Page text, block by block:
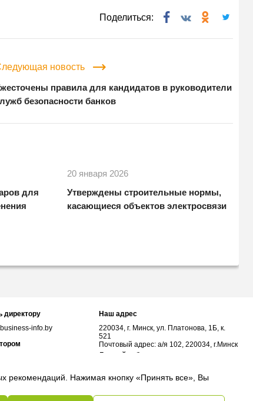
рекомендаций. Нажимая кнопку «Принять все», Вы
Поделиться:
новость
правила для кандидатов в руководители
безопасности банков
для
20 января 2026
Утверждены строительные нормы,
касающиеся объектов электросвязи
директору
info.by
Наш адрес
220034, г. Минск, ул. Платонова, 1Б, к.
521
Почтовый адрес: а/я 102, 220034, г.Минск
Личный кабинет